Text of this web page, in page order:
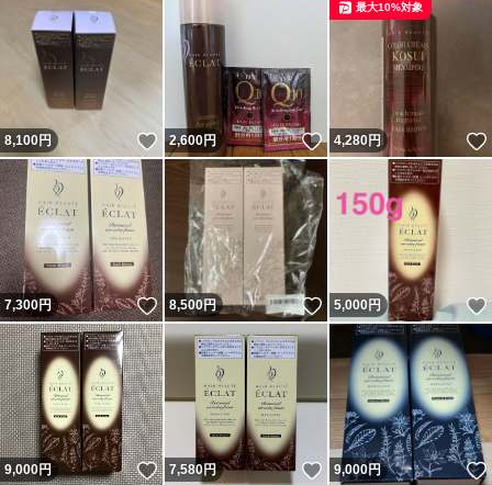
8,100円 いいね！
2,600円 いいね！
4,280円
最大10%対象
7,300円 いいね！
8,500円 いいね！
5,000円
9,000円 いいね！
7,580円 いいね！
9,000円